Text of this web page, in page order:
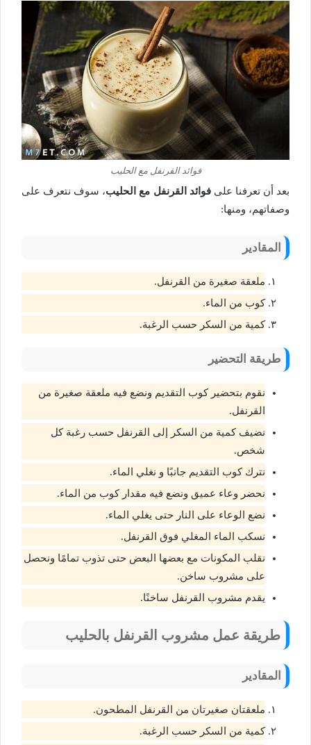
فوائد القرنفل مع الحليب
بعد أن تعرفنا علىفوائد القرنفل مع الحليب، سوف نتعرف على
وصفاتهم، ومنها:
المقادير
ملعقة صغيرة من القرنفل.
كوب من الماء.
كمية من السكر حسب الرغبة.
طريقة التحضير
نقوم بتحضير كوب التقديم ونضع فيه ملعقة صغيرة من
القرنفل.
نضيف كمية من السكر إلى القرنفل حسب رغبة كل
شخص.
نترك كوب التقديم جانبًا و نغلي الماء.
نحضر وعاء عميق ونضع فيه مقدار كوب من الماء.
نضع الوعاء على النار حتى يغلي الماء.
نسكب الماء المغلي فوق القرنفل.
نقلب المكونات مع بعضها البعض حتى تذوب تمامًا ونحصل
على مشروب ساخن.
يقدم مشروب القرنفل ساخنًا.
طريقة عمل مشروب القرنفل بالحليب
المقادير
ملعقتان صغيرتان من القرنفل المطحون.
كمية من السكر حسب الرغبة.